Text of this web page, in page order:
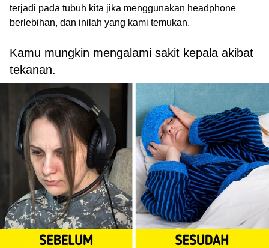
terjadi pada tubuh kita jika menggunakan headphone
berlebihan, dan inilah yang kami temukan.
Kamu mungkin mengalami sakit kepala akibat
tekanan.